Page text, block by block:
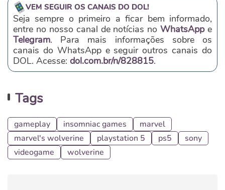
VEM SEGUIR OS CANAIS DO DOL!
Seja sempre o primeiro a ficar bem informado,
entre no nosso canal de notícias noWhatsAppe
Telegram. Para mais informações sobre os
canais do WhatsApp e seguir outros canais do
DOL. Acesse: dol.com.br/n/828815.
Tags
gameplay insomniac games
marvel
marvel's wolverine
playstation 5 ps5
sony
videogame
wolverine